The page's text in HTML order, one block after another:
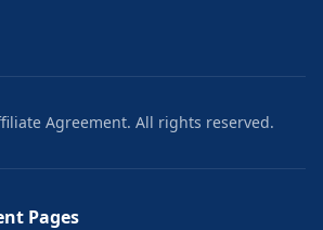
Agreement. All rights reserved.
Pages